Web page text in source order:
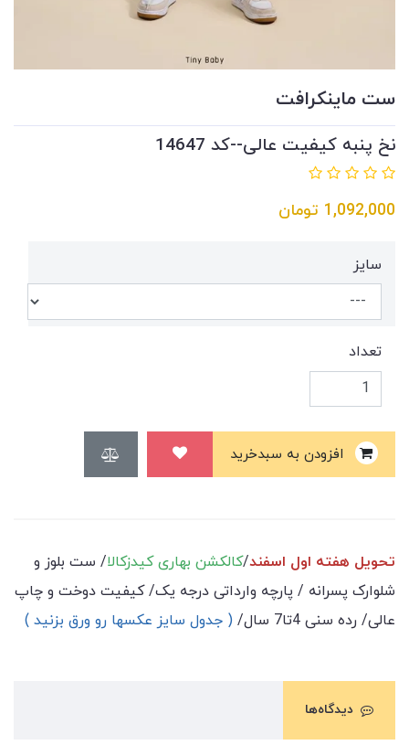
ست ماینکرافت
نخ پنبه کیفیت عالی--کد 14647
1,092,000 تومان
سایز
تعداد
تحویل هفته اول اسفند/کالکشن بهاری کیدزکالا/ ست بلوز و
شلوارک پسرانه / پارچه وارداتی درجه یک/ کیفیت دوخت و چاپ
عالی/ رده سنی 4تا7 سال/
( جدول سایز عکسها رو ورق بزنید )
دیدگاه‌ها